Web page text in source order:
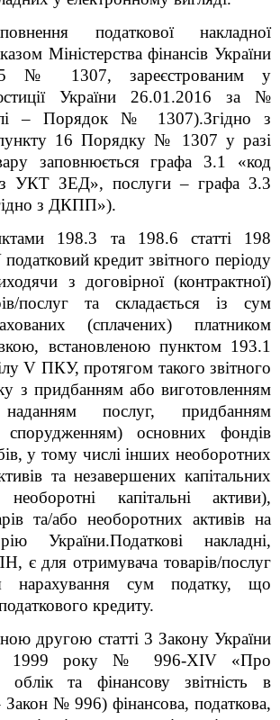
податкової накладної
Міністерства фінансів України
№ 1307, зареєстрованим у
України 26.01.2016 за №
– Порядок № 1307).Згідно з
16 Порядку № 1307 у разі
заповнюється графа 3.1 «код
з УКТ ЗЕД», послуги – графа 3.3
з ДКПП»).
198.3 та 198.6 статті 198
кредит звітного періоду
з договірної (контрактної)
послуг та складається із сум
(сплачених) платником
встановленою пунктом 193.1
V ПКУ, протягом такого звітного
з придбанням або виготовленням
послуг, придбанням
спорудженням) основних фондів
у тому числі інших необоротних
та незавершених капітальних
капітальні активи),
та/або необоротних активів на
України.Податкові накладні,
є для отримувача товарів/послуг
нарахування сум податку, що
кредиту.
другою статті 3 Закону України
1999 року № 996-ХIV «Про
облік та фінансову звітність в
Закон № 996) фінансова, податкова,